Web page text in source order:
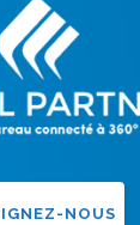
NOUS